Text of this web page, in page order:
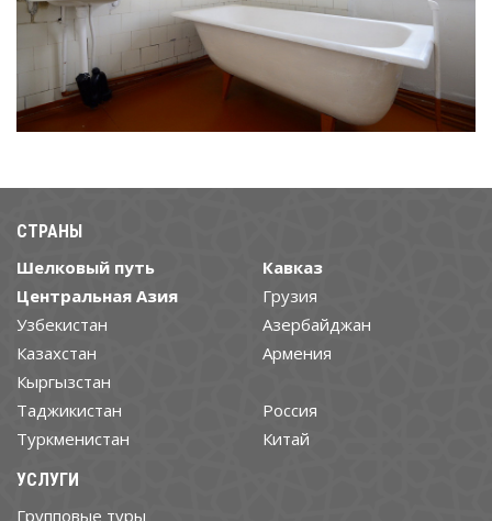
СТРАНЫ
Шелковый путь
Центральная Азия
Узбекистан
Казахстан
Кыргызстан
Таджикистан
Туркменистан
Кавказ
Грузия
Азербайджан
Армения
Россия
Китай
УСЛУГИ
Групповые туры